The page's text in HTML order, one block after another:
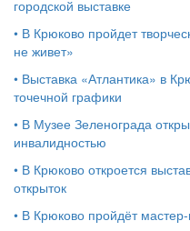
городской выставке
• В Крюково пройдет
не живет»
• Выставка «Атлантика» в
точечной графики
• В Музее Зеленограда
инвалидностью
• В Крюково откроется
открыток
• В Крюково пройдёт